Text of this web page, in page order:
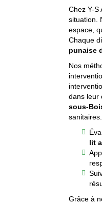
Chez Y-S
situation.
espace,
Chaque
punaise
Nos
dans leur
sous-
sanitaires.
lit
Grâce à